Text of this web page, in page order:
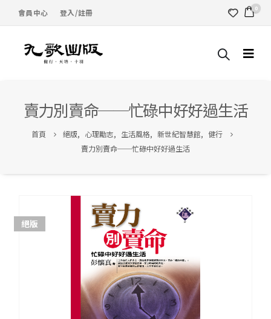
會員中心 登入/註冊 0
賣力別賣命──忙碌中好好過生活
首頁 絕版, 心理勵志, 生活風格, 新世紀智慧館, 健行
賣力別賣命──忙碌中好好過生活
絕版